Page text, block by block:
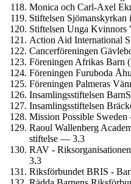
Monica och Carl-Axel
Stiftelsen
Stiftelsen Unga
Action Aid International
Cancer­föreningen
Föreningen Afrikas
Föreningen Furuboda
Föreningen Palmeras
Insamlings­stiftelsen
Insamlings­stiftelsen
Mission Possible
Raoul Wallenberg
stiftelse — 3.3
RAV -
3.3
Riksförbundet BRIS -